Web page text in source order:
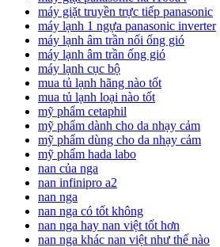
máy giặt truyền trực tiếp panasonic
máy lạnh 1 ngựa panasonic inverter
máy lạnh âm trần nối ống gió
máy lạnh âm trần ống gió
máy lạnh cục bộ
mua tủ lạnh hãng nào tốt
mua tủ lạnh loại nào tốt
mỹ phẩm cetaphil
mỹ phẩm dành cho da nhạy cảm
mỹ phẩm dùng cho da nhạy cảm
mỹ phẩm hada labo
nan của nga
nan infinipro a2
nan nga
nan nga có tốt không
nan nga hay nan việt tốt hơn
nan nga khác nan việt như thế nào